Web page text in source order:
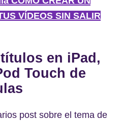
VÍDEOS SIN SALIR
en iPad,
Touch de
post sobre el tema de